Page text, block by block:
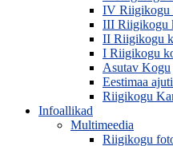
IV Riigikogu
III Riigikogu
II Riigikogu
I Riigikogu
Asutav Kogu
Eestimaa
Riigikogu
Infoallikad
Multimeedia
Riigikogu